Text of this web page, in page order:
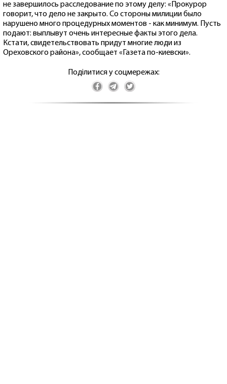
не завершилось расследование по этому делу: «Прокурор
говорит, что дело не закрыто. Со стороны милиции было
нарушено много процедурных моментов - как минимум. Пусть
подают: выплывут очень интересные факты этого дела.
Кстати, свидетельствовать придут многие люди из
Ореховского района», сообщает «Газета по-киевски».
Поділитися у соцмережах: